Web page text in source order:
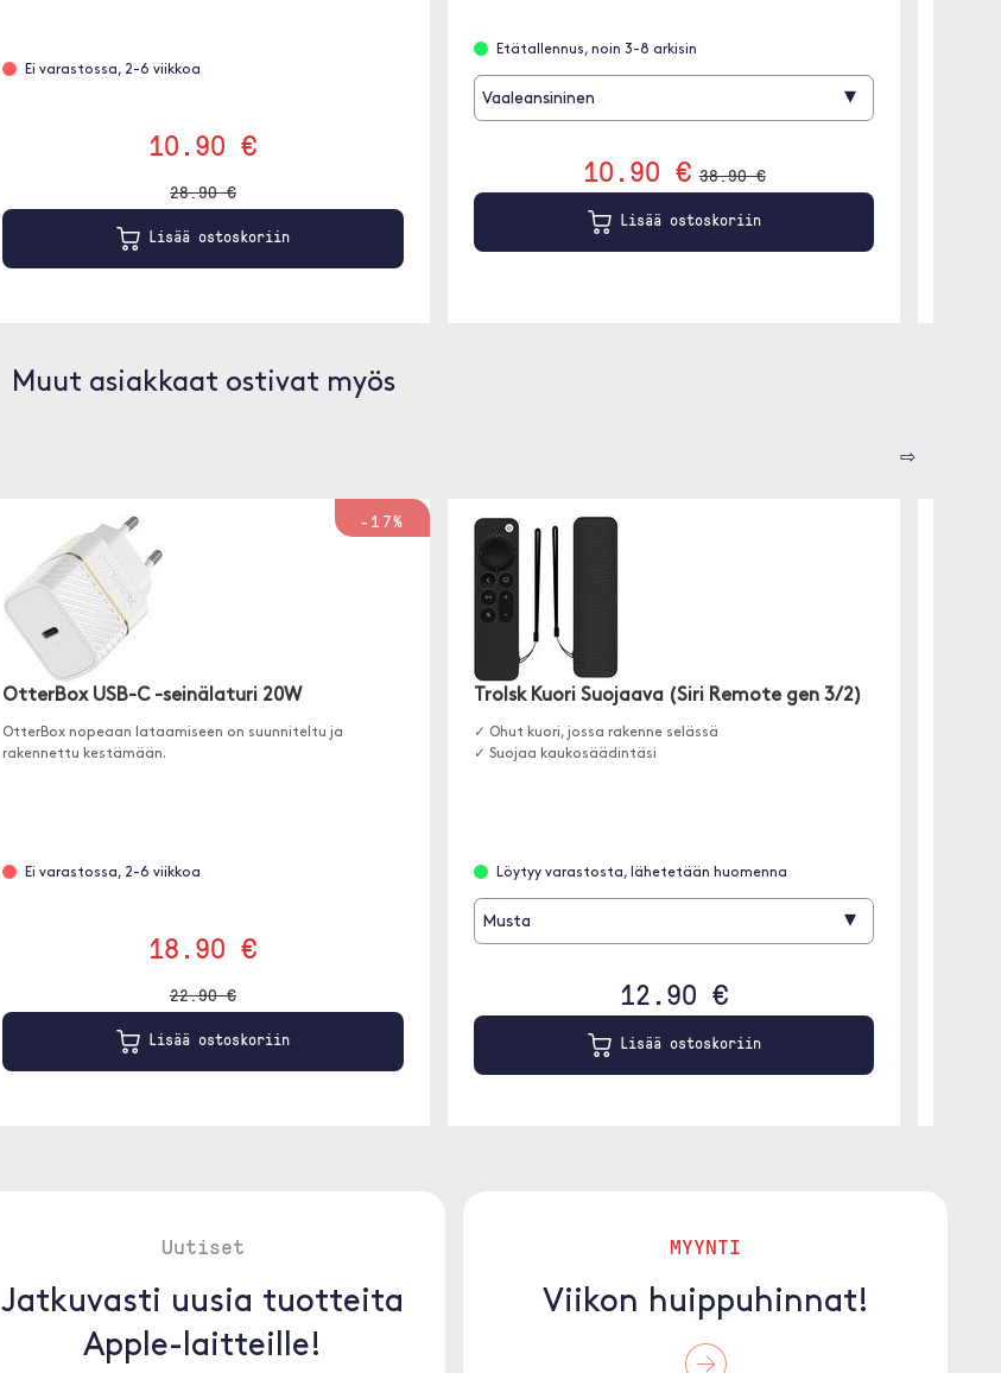
Ei varastossa, 2-6 viikkoa
10.90 €
28.90 €
Lisää ostoskoriin
Etätallennus, noin 3-8 arkisin
Vaaleansininen ▾
10.90 € 38.90 €
Lisää ostoskoriin
Muut asiakkaat ostivat myös
⇨
-17%
OtterBox USB-C -seinälaturi 20W
OtterBox nopeaan lataamiseen on suunniteltu ja
rakennettu kestämään.
Ei varastossa, 2-6 viikkoa
18.90 €
22.90 €
Lisää ostoskoriin
Trolsk Kuori Suojaava (Siri Remote gen 3/2)
✓ Ohut kuori, jossa rakenne selässä
✓ Suojaa kaukosäädintäsi
Löytyy varastosta, lähetetään huomenna
Musta ▾
12.90 €
Lisää ostoskoriin
Uutiset
Jatkuvasti uusia tuotteita
Apple-laitteille!
MYYNTI
Viikon huippuhinnat!